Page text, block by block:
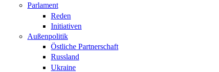
Parlament
Reden
Initiativen
Außenpolitik
Östliche Partnerschaft
Russland
Ukraine